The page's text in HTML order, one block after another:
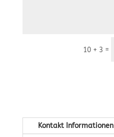
10 + 3 =
Kontakt Informationen